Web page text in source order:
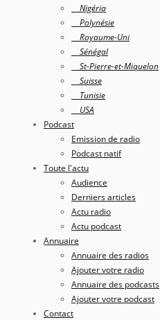
Nigéria
Polynésie
Royaume-Uni
Sénégal
St-Pierre-et-Miquelon
Suisse
Tunisie
USA
Podcast
Emission de radio
Podcast natif
Toute l'actu
Audience
Derniers articles
Actu radio
Actu podcast
Annuaire
Annuaire des radios
Ajouter votre radio
Annuaire des podcasts
Ajouter votre podcast
Contact